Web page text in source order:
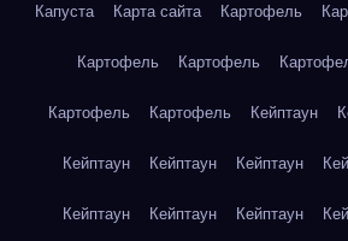
Капуста Карта сайта Картофель
Картофель Картофель
Картофель Картофель Кейптаун
Кейптаун Кейптаун Кейптаун
Кейптаун Кейптаун Кейптаун